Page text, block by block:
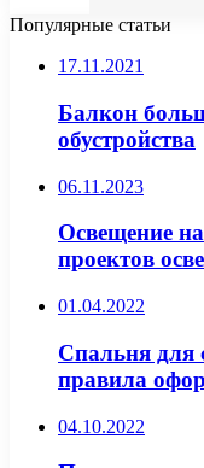
Популярные статьи
17.11.2021
Балкон
обустройства
06.11.2023
Освещение
проектов
01.04.2022
Спальня для
правила
04.10.2022